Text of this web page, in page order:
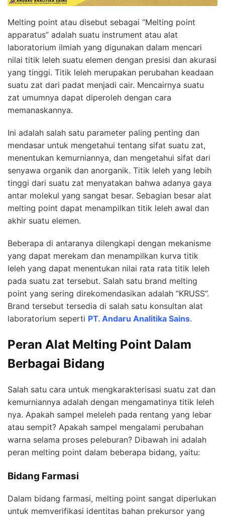
Melting point atau disebut sebagai “Melting point
apparatus” adalah suatu instrument atau alat
laboratorium ilmiah yang digunakan dalam mencari
nilai titik leleh suatu elemen dengan presisi dan akurasi
yang tinggi. Titik leleh merupakan perubahan keadaan
suatu zat dari padat menjadi cair. Mencairnya suatu
zat umumnya dapat diperoleh dengan cara
memanaskannya.
Ini adalah salah satu parameter paling penting dan
mendasar untuk mengetahui tentang sifat suatu zat,
menentukan kemurniannya, dan mengetahui sifat dari
senyawa organik dan anorganik. Titik leleh yang lebih
tinggi dari suatu zat menyatakan bahwa adanya gaya
antar molekul yang sangat besar. Sebagian besar alat
melting point dapat menampilkan titik leleh awal dan
akhir suatu elemen.
Beberapa di antaranya dilengkapi dengan mekanisme
yang dapat merekam dan menampilkan kurva titik
leleh yang dapat menentukan nilai rata rata titik leleh
pada suatu zat tersebut. Salah satu brand melting
point yang sering direkomendasikan adalah “KRUSS”.
Brand tersebut tersedia di salah satu konsultan alat
laboratorium seperti PT. Andaru Analitika Sains.
Peran Alat Melting Point Dalam
Berbagai Bidang
Salah satu cara untuk mengkarakterisasi suatu zat dan
kemurniannya adalah dengan mengamatinya titik leleh
nya. Apakah sampel meleleh pada rentang yang lebar
atau sempit? Apakah sampel mengalami perubahan
warna selama proses peleburan? Dibawah ini adalah
peran melting point dalam beberapa bidang, yaitu:
Bidang Farmasi
Dalam bidang farmasi, melting point sangat diperlukan
untuk memverifikasi identitas bahan prekursor yang